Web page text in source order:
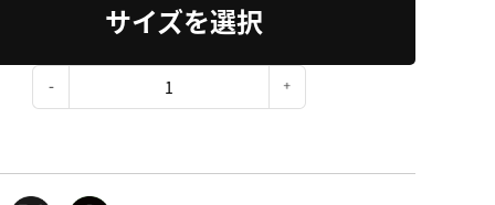
サイズを選択